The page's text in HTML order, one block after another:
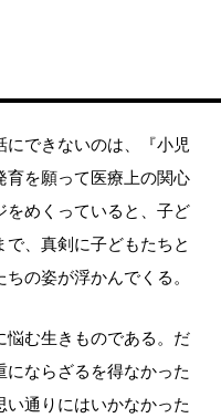
できないのは、『小児
育を願って医療上の関心
をめくっていると、子ど
、真剣に子どもたちと
の姿が浮かんでくる。
悩む生きものである。だ
ならざるを得なかった
通りにはいかなかった